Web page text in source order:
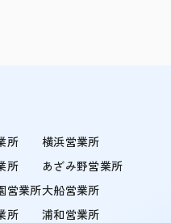
所
所
営業所
所
横浜営業所
あざみ野営業所
大船営業所
浦和営業所